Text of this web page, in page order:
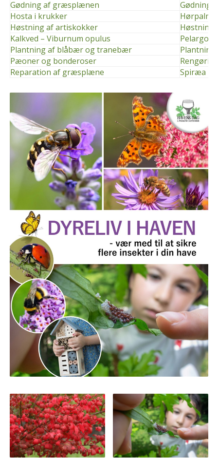
Gødning af græsplænen
Gødning
Hosta i krukker
Hørpalme
Høstning af artiskokker
Høstning
Kalkved – Viburnum opulus
Plantning af blåbær og tranebær
Pæoner og bonderoser
Reparation af græsplæne
Spiræa –